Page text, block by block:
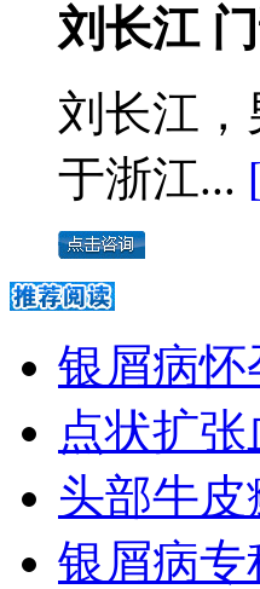
刘长江
刘长江
于浙江...
银屑病
点状扩
头部牛
银屑病专